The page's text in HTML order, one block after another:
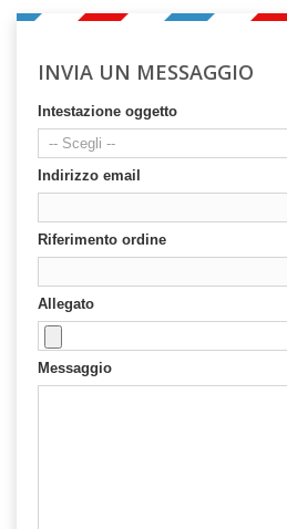
INVIA UN MESSAGGIO
Intestazione oggetto
Indirizzo email
Riferimento ordine
Allegato
Messaggio